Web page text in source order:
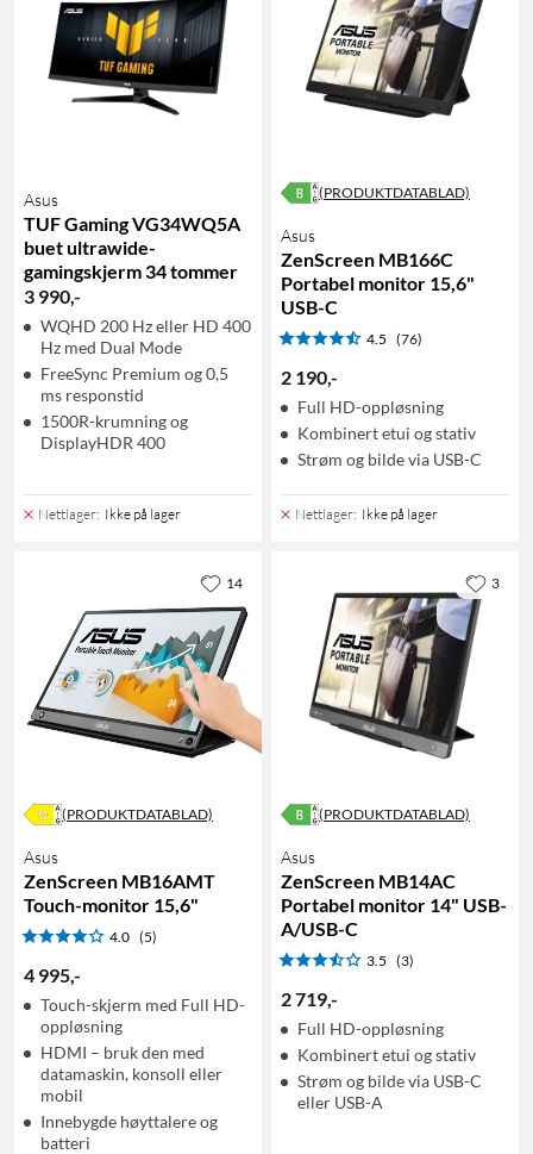
Asus
TUF Gaming VG34WQ5A
buet ultrawide-
gamingskjerm 34 tommer
3 990,-
WQHD 200 Hz eller HD 400
Hz med Dual Mode
FreeSync Premium og 0,5
ms responstid
1500R-krumning og
DisplayHDR 400
Nettlager: Ikke på lager
(PRODUKTDATABLAD)
Asus
ZenScreen MB166C
Portabel monitor 15,6"
USB-C
4.5 (76)
2 190,-
Full HD-oppløsning
Kombinert etui og stativ
Strøm og bilde via USB-C
Nettlager: Ikke på lager
(PRODUKTDATABLAD)
Asus
ZenScreen MB16AMT
Touch-monitor 15,6"
4.0 (5)
4 995,-
Touch-skjerm med Full HD-
oppløsning
HDMI – bruk den med
datamaskin, konsoll eller
mobil
Innebygde høyttalere og
batteri
14
(PRODUKTDATABLAD)
Asus
ZenScreen MB14AC
Portabel monitor 14" USB-
A/USB-C
3.5 (3)
2 719,-
Full HD-oppløsning
Kombinert etui og stativ
Strøm og bilde via USB-C
eller USB-A
3